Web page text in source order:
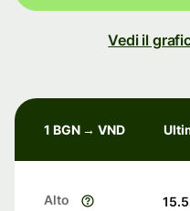
Vedi il
1 BGN → VND
Alto